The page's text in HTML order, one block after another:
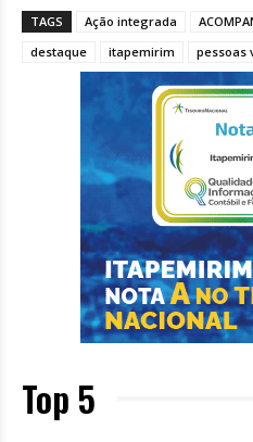
TAGS Ação integrada
destaque
itapemirim pessoas
Top 5